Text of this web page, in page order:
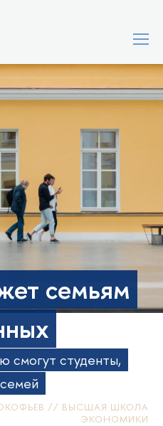
семьям
смогут студенты,
// ВЫСШАЯ ШКОЛА
ЭКОНОМИКИ